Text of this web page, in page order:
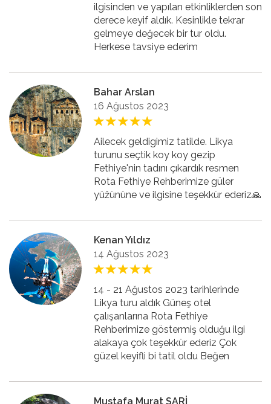
ilgisinden ve yapılan etkinliklerden son
derece keyif aldık. Kesinlikle tekrar
gelmeye değecek bir tur oldu.
Herkese tavsiye ederim
Bahar Arslan
16 Ağustos 2023
Ailecek geldigimiz tatilde. Likya
turunu seçtik koy koy gezip
Fethiye'nin tadını çıkardık resmen
Rota Fethiye Rehberimize güler
yüžününe ve ilgisine teşekkür ederiz🙏
Kenan Yıldız
14 Ağustos 2023
14 - 21 Ağustos 2023 tarihlerinde
Likya turu aldık Güneş otel
çalışanlarına Rota Fethiye
Rehberimize göstermiş olduğu ilgi
alakaya çok teşekkür ederiz Çok
güzel keyifli bi tatil oldu Beğen
Mustafa Murat SARİ